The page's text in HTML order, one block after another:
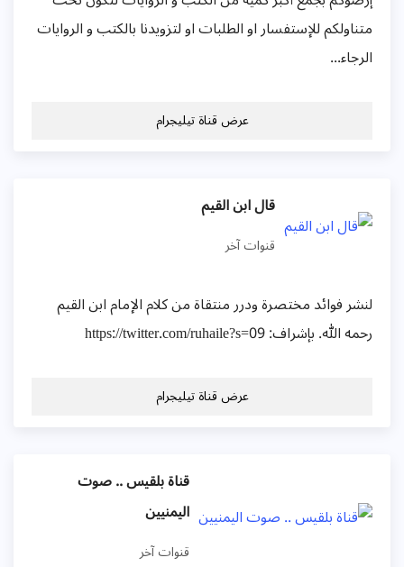
متناولكم للإستفسار او الطلبات او لتزويدنا بالكتب و الروايات
الرجاء...
عرض قناة تيليجرام
قال ابن القيم
قنوات آخر
لنشر فوائد مختصرة ودرر منتقاة من كلام الإمام ابن القيم
رحمه الله. بإشراف: https://twitter.com/ruhaile?s=09
عرض قناة تيليجرام
قناة بلقيس .. صوت
اليمنيين
قنوات آخر